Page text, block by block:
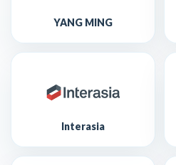
YANG MING
Interasia